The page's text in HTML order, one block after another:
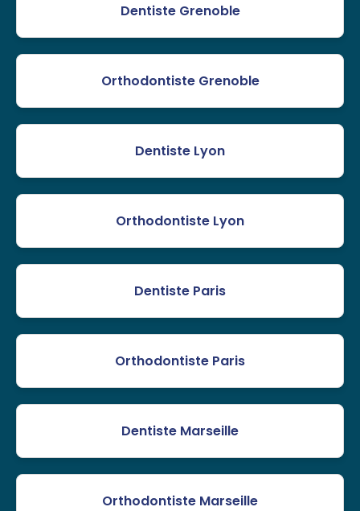
Dentiste Grenoble
Orthodontiste Grenoble
Dentiste Lyon
Orthodontiste Lyon
Dentiste Paris
Orthodontiste Paris
Dentiste Marseille
Orthodontiste Marseille